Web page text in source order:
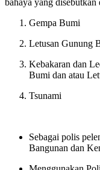
bahaya yang
Gempa Bumi
Letusan Gunung
Kebakaran dan
Bumi dan atau
Tsunami
Sebagai polis
Bangunan dan